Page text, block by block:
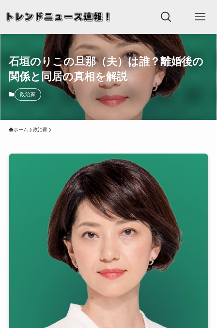
石垣のりこの旦那（夫）は誰？離婚後の
関係と同居の真相を解説
政治家
ホーム 政治家